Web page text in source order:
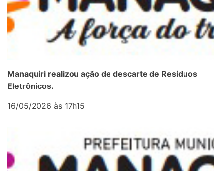
Manaquiri realizou ação de descarte de Residuos
Eletrônicos.
16/05/2026 às 17h15